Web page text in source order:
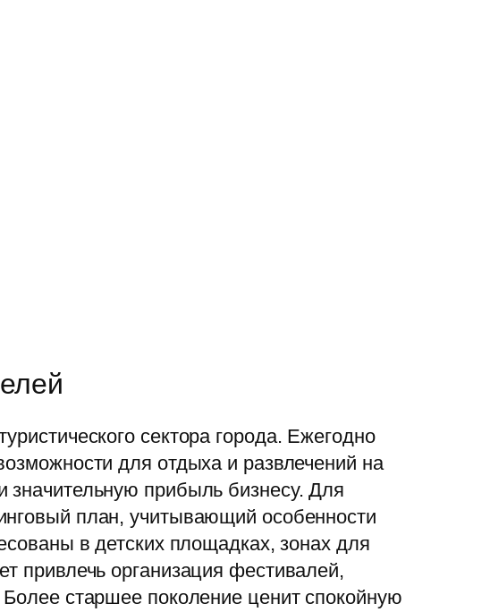
сектора города. Ежегодно
для отдыха и развлечений на
значительную прибыль бизнесу. Для
план, учитывающий особенности
в детских площадках, зонах для
привлечь организация фестивалей,
старшее поколение ценит спокойную